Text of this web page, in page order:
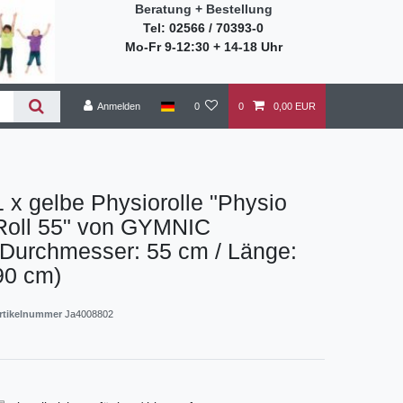
Beratung + Bestellung
Tel: 02566 / 70393-0
Mo-Fr 9-12:30 + 14-18 Uhr
Anmelden 0 0 0,00 EUR
x gelbe Physiorolle "Physio
55" von GYMNIC
55 cm / Länge:
cm)
Ja4008802